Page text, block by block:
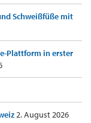
Schweißfüße mit
Plattform in erster
2. August 2026